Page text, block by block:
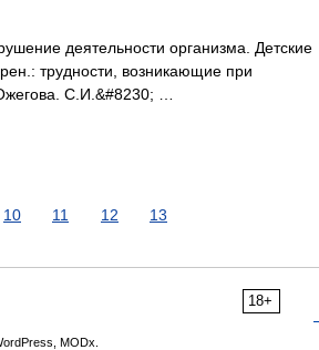
деятельности организма. Детские
трудности, возникающие при
С.И.&#8230; …
10 11 12 13
18+
MODx.